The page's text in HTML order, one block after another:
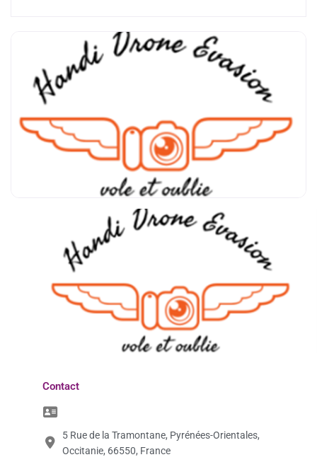
Contact
5 Rue de la Tramontane, Pyrénées-Orientales,
Occitanie, 66550, France